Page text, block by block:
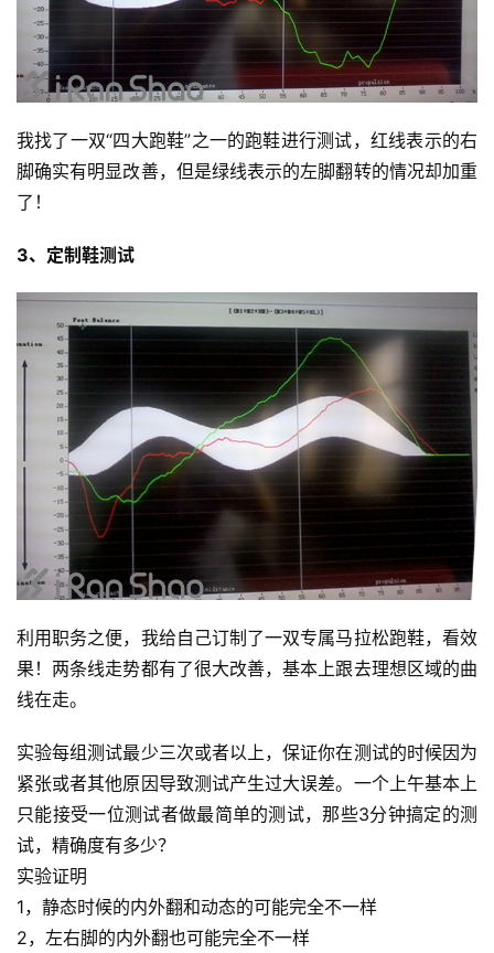
比
赛
观
察
装
备
训
练
我找了一双“四大跑鞋”之一的跑鞋进行测试，红线表示的右
脚确实有明显改善，但是绿线表示的左脚翻转的情况却加重
了！
3、定制鞋测试
利用职务之便，我给自己订制了一双专属马拉松跑鞋，看效
果！两条线走势都有了很大改善，基本上跟去理想区域的曲
线在走。
实验每组测试最少三次或者以上，保证你在测试的时候因为
紧张或者其他原因导致测试产生过大误差。一个上午基本上
只能接受一位测试者做最简单的测试，那些3分钟搞定的测
试，精确度有多少？
实验证明
1，静态时候的内外翻和动态的可能完全不一样
2，左右脚的内外翻也可能完全不一样